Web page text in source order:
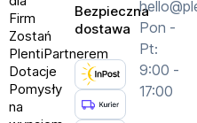
Firm
Zostań
PlentiPartnerem
Dotacje
Pomysły
na
Bezpieczna
dostawa
Pon -
Pt:
9:00 -
17:00